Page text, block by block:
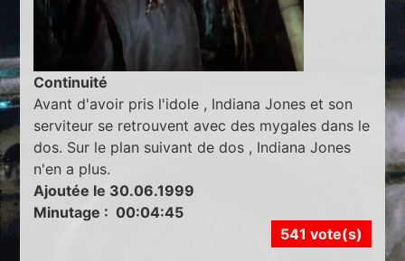
Continuité
Avant d'avoir pris l'idole , Indiana Jones et son
serviteur se retrouvent avec des mygales dans le
dos. Sur le plan suivant de dos , Indiana Jones
n'en a plus.
Ajoutée le 30.06.1999
Minutage : 00:04:45
541 vote(s)